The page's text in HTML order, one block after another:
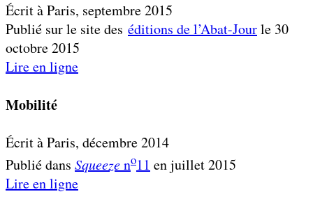
Écrit à Paris, septembre 2015
Publié sur le site des éditions de l’Abat-Jourle 30
octobre 2015
Lire en ligne
Mobilité
Écrit à Paris, décembre 2014
Publié dans Squeezeno11 en juillet 2015
Lire en ligne